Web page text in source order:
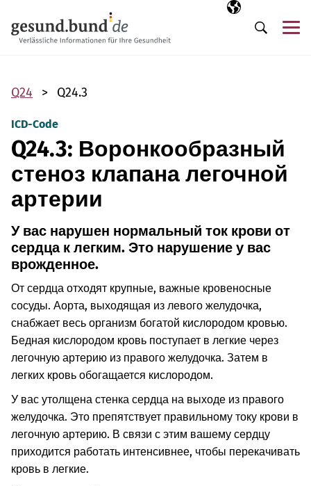
Выбранный
RU
Поиск
Q24 Q24.3
ICD-Code
Q24.3: Воронкообразный
стеноз клапана легочной
артерии
У вас нарушен нормальный ток крови от
сердца к легким. Это нарушение у вас
врожденное.
От сердца отходят крупные, важные кровеносные
сосуды. Аорта, выходящая из левого желудочка,
снабжает весь организм богатой кислородом кровью.
Бедная кислородом кровь поступает в легкие через
легочную артерию из правого желудочка. Затем в
легких кровь обогащается кислородом.
У вас утолщена стенка сердца на выходе из правого
желудочка. Это препятствует правильному току крови в
легочную артерию. В связи с этим вашему сердцу
приходится работать интенсивнее, чтобы перекачивать
кровь в легкие.